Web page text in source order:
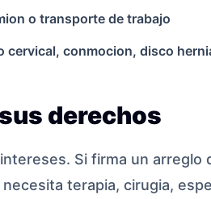
o transporte de trabajo
cervical, conmocion, disco
derechos
Si firma un arreglo
terapia, cirugia,